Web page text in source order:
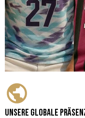
Unsere globale